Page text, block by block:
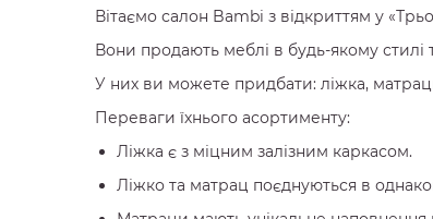
Вітаємо салон Bаmbi з відкриттям у
Вони продають меблі в будь-якому стилі
У них ви можете придбати: ліжка,
Переваги їхнього асортименту:
Ліжка є з міцним залізним каркасом.
Ліжко та матрац поєднуються в